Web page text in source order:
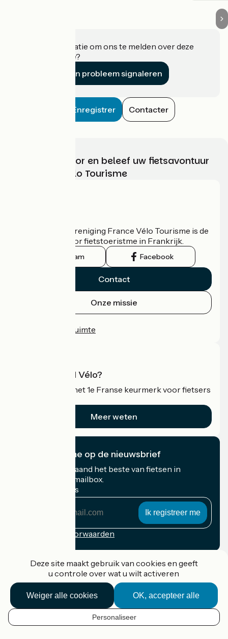
NL
Heeft u informatie om ons te melden over deze
accommodatie?
Een probleem signaleren
Enregistrer Contacter
Kies, bereid voor en beleef uw fietsavontuur
met France Vélo Tourisme
De nationale vereniging France Vélo Tourisme is de
officiële gids voor fietstoeristme in Frankrijk.
Instagram Facebook
Contact
Onze missie
Professionele ruimte
Wat is Accueil Vélo?
Accueil Vélo is het 1e Franse keurmerk voor fietsers
Meer weten
Ik abonneer me op de nieuwsbrief
Ontvang elke maand het beste van fietsen in
Frankrijk in uw mailbox.
Mijn e-mailadres
Inschrijvingsvoorwaarden
Accueil Vélo Pro
Contact
Wettelijke informatie
Deze site maakt gebruik van cookies en geeft
u controle over wat u wilt activeren
OK, accepteer alle
Weiger alle cookies
Personaliseer